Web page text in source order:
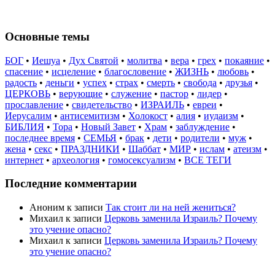
Основные темы
БОГ • Иешуа • Дух Святой • молитва • вера • грех • покаяние •
спасение • исцеление • благословение • ЖИЗНЬ • любовь •
радость • деньги • успех • страх • смерть • свобода • друзья •
ЦЕРКОВЬ • верующие • служение • пастор • лидер •
прославление • свидетельство • ИЗРАИЛЬ • евреи •
Иерусалим • антисемитизм • Холокост • алия • иудаизм •
БИБЛИЯ • Тора • Новый Завет • Храм • заблуждение •
последнее время • СЕМЬЯ • брак • дети • родители • муж •
жена • секс • ПРАЗДНИКИ • Шаббат • МИР • ислам • атеизм •
интернет • археология • гомосексуализм • ВСЕ ТЕГИ
Последние комментарии
Аноним к записи Так стоит ли на ней жениться?
Михаил к записи Церковь заменила Израиль? Почему
это учение опасно?
Михаил к записи Церковь заменила Израиль? Почему
это учение опасно?